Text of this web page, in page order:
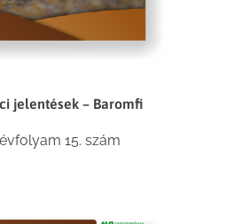
jelentések – Baromfi
15. szám